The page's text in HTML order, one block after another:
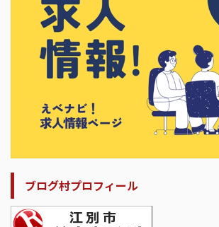
ブログ村プロフィール